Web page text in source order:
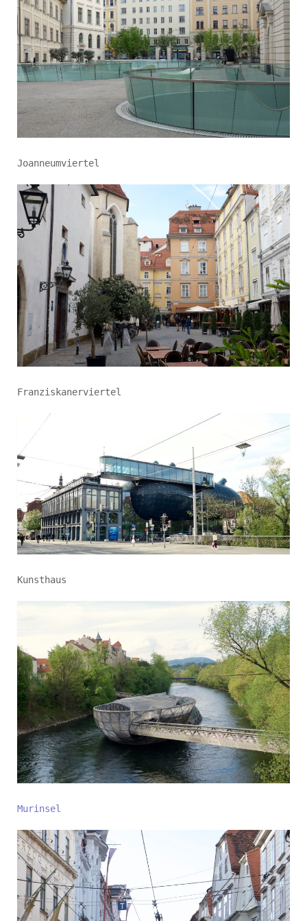
Joanneumviertel
Franziskanerviertel
Kunsthaus
Murinsel